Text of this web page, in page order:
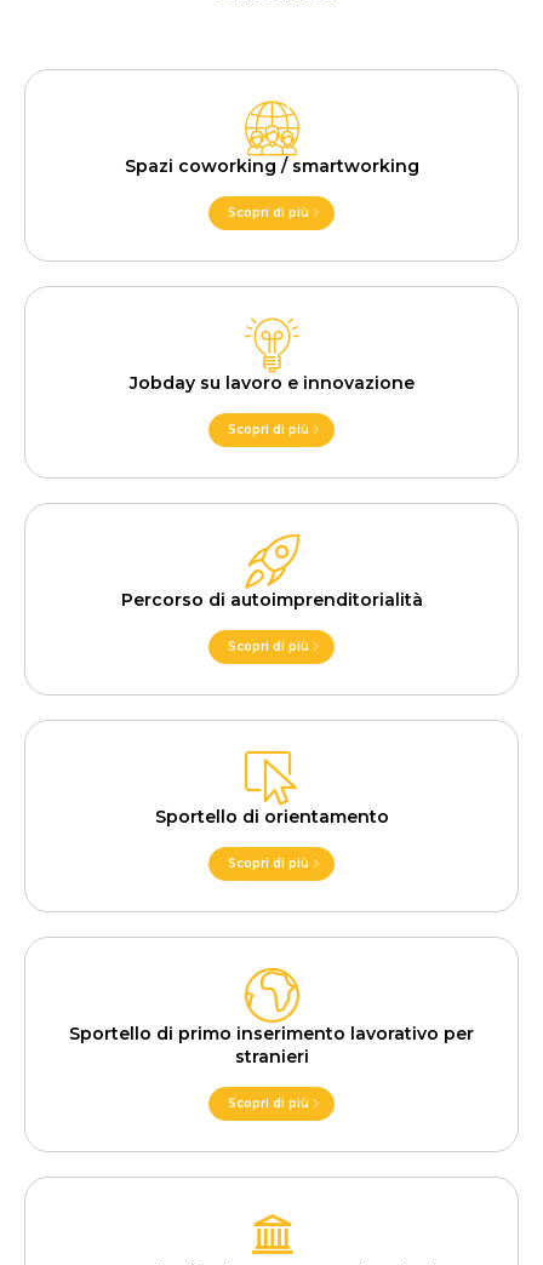
Spazi coworking / smartworking
Scopri di più
Jobday su lavoro e innovazione
Scopri di più
Percorso di autoimprenditorialità
Scopri di più
Sportello di orientamento
Scopri di più
Sportello di primo inserimento lavorativo per
stranieri
Scopri di più